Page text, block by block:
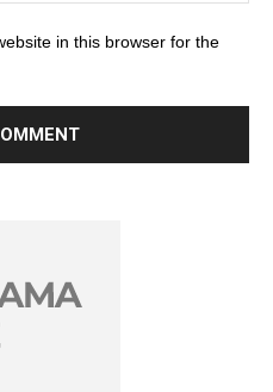
in this browser for the